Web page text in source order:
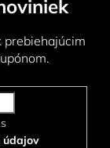
prebiehajúcim
údajov